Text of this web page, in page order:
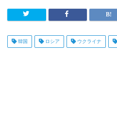
韓国 ロシア ウクライナ